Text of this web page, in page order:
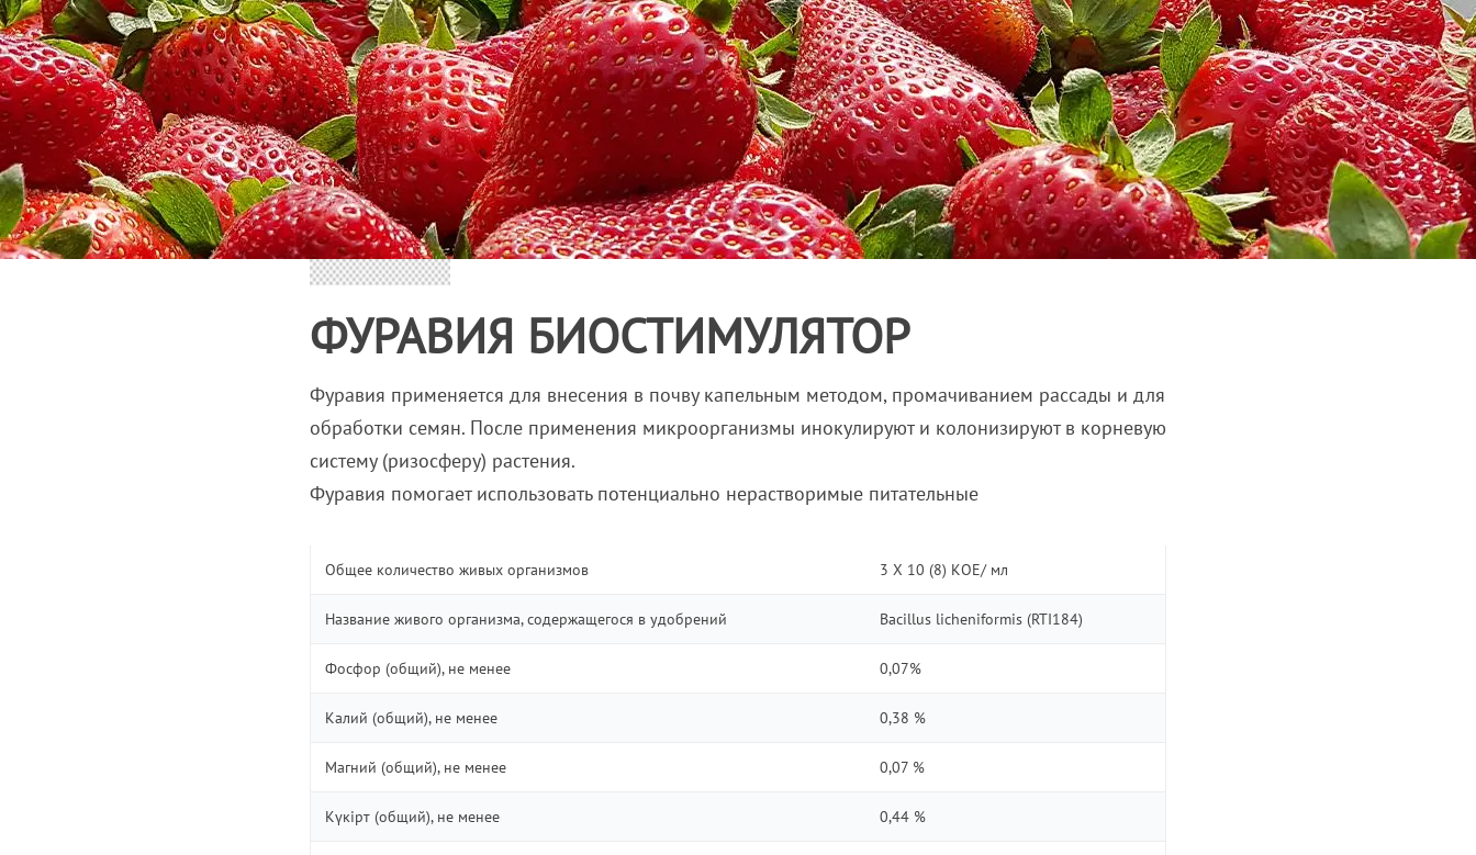
ФУРАВИЯ БИОСТИМУЛЯТОР
Фуравия применяется для внесения в почву капельным методом, промачиванием рассады и для
обработки семян. После применения микроорганизмы инокулируют и колонизируют в корневую
систему (ризосферу) растения.
Фуравия помогает использовать потенциально нерастворимые питательные
Общее количество живых организмов 3 X 10 (8) КОЕ/ мл
Название живого организма, содержащегося в удобрений Bacillus licheniformis (RTI184)
Фосфор (общий), не менее 0,07%
Калий (общий), не менее 0,38 %
Магний (общий), не менее 0,07 %
Күкірт (общий), не менее 0,44 %